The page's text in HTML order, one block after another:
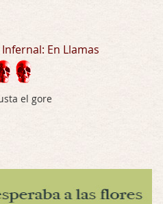
me ha …
En Llamas
el gore